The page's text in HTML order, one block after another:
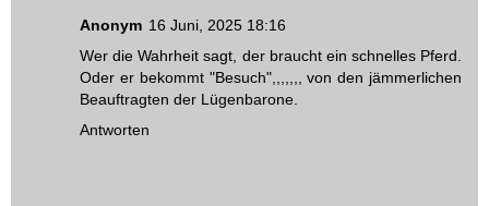
Anonym 16 Juni, 2025 18:16
Wer die Wahrheit sagt, der braucht ein schnelles Pferd.
Oder er bekommt "Besuch",,,,,,, von den jämmerlichen
Beauftragten der Lügenbarone.
Antworten